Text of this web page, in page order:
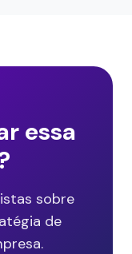
essa
sobre
de